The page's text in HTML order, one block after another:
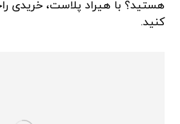
هستید؟ با هیراد پلاست، خریدی
کنید.